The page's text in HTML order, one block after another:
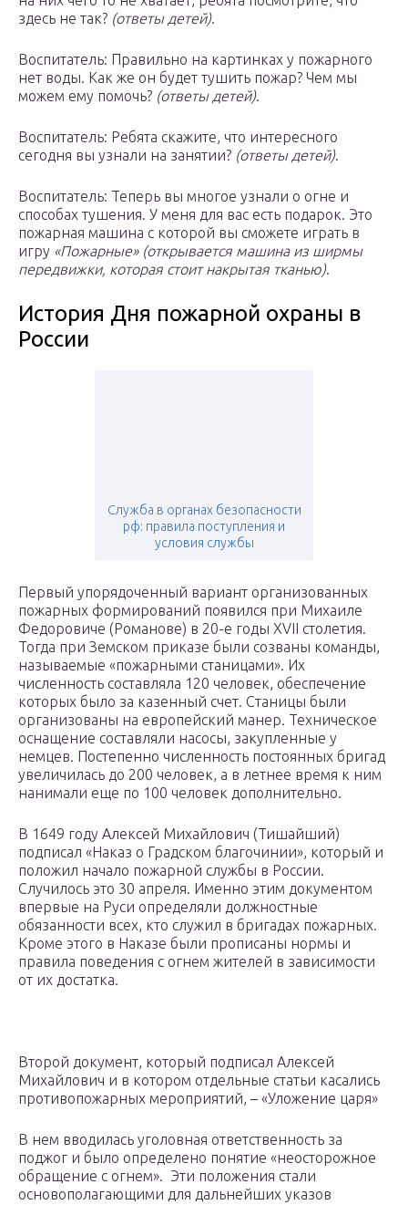
здесь не так? (ответы детей).
Воспитатель: Правильно на картинках у пожарного
нет воды. Как же он будет тушить пожар? Чем мы
можем ему помочь? (ответы детей).
Воспитатель: Ребята скажите, что интересного
сегодня вы узнали на занятии? (ответы детей).
Воспитатель: Теперь вы многое узнали о огне и
способах тушения. У меня для вас есть подарок. Это
пожарная машина с которой вы сможете играть в
игру «Пожарные» (открывается машина из ширмы
передвижки, которая стоит накрытая тканью).
История Дня пожарной охраны в
России
Служба в органах безопасности
рф: правила поступления и
условия службы
Первый упорядоченный вариант организованных
пожарных формирований появился при Михаиле
Федоровиче (Романове) в 20-е годы XVII столетия.
Тогда при Земском приказе были созваны команды,
называемые «пожарными станицами». Их
численность составляла 120 человек, обеспечение
которых было за казенный счет. Станицы были
организованы на европейский манер. Техническое
оснащение составляли насосы, закупленные у
немцев. Постепенно численность постоянных бригад
увеличилась до 200 человек, а в летнее время к ним
нанимали еще по 100 человек дополнительно.
В 1649 году Алексей Михайлович (Тишайший)
подписал «Наказ о Градском благочинии», который и
положил начало пожарной службы в России.
Случилось это 30 апреля. Именно этим документом
впервые на Руси определяли должностные
обязанности всех, кто служил в бригадах пожарных.
Кроме этого в Наказе были прописаны нормы и
правила поведения с огнем жителей в зависимости
от их достатка.
Второй документ, который подписал Алексей
Михайлович и в котором отдельные статьи касались
противопожарных мероприятий, – «Уложение царя»
В нем вводилась уголовная ответственность за
поджог и было определено понятие «неосторожное
обращение с огнем». Эти положения стали
основополагающими для дальнейших указов